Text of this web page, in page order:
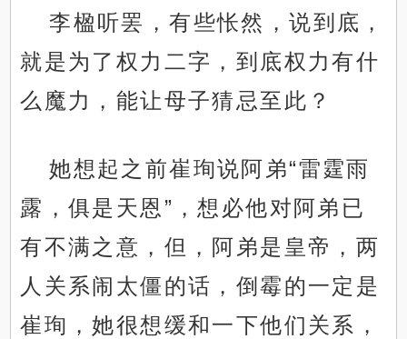
李楹听罢，有些怅然，说到底，
就是为了权力二字，到底权力有什
么魔力，能让母子猜忌至此？
她想起之前崔珣说阿弟“雷霆雨
露，俱是天恩”，想必他对阿弟已
有不满之意，但，阿弟是皇帝，两
人关系闹太僵的话，倒霉的一定是
崔珣，她很想缓和一下他们关系，